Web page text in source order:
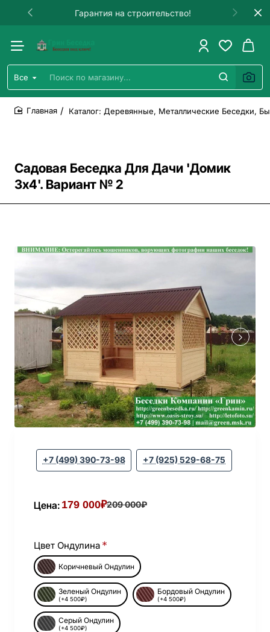
Быстрая доставка от 3 дней!
Все
Поиск
по
магазину...
Садовая Беседка Для Дачи 'Домик
3х4'. Вариант № 2
Каталог: Деревянные, Металлические Беседки,
+7 (499) 390-73-98 +7 (925) 529-68-75
Цена: 179 000₽209 000₽
Цвет Ондулина
Коричневый Ондулин
Зеленый Ондулин
(+4 500₽)
Бордовый Ондулин
(+4 500₽)
Серый Ондулин
(+4 500₽)